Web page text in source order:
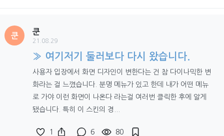
쿤
쿤
21.08.29
» 여기저기 둘러보다 다시 왔습니다.
사용자 입장에서 화면 디자인이 변한다는 건 참 다이나믹한 변
화라는 걸 느꼈습니다. 분명 메뉴가 있고 한데 내가 어떤 메뉴
로 가야 이런 화면이 나온다 라는걸 여러번 클릭한 후에 알게
됐습니다. 특히 이 스킨의 경...
1 6 80